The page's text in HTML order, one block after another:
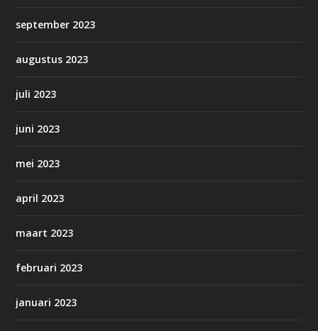
september 2023
augustus 2023
juli 2023
juni 2023
mei 2023
april 2023
maart 2023
februari 2023
januari 2023